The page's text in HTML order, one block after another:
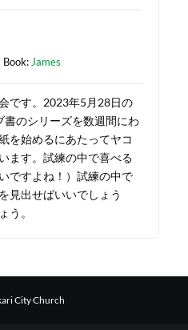
Book: James
です。2023年5月28日の
のシリーズを数週間にわ
を始めるにあたってヤコ
ます。試練の中で喜べる
ですよね！）試練の中で
見出せばいいでしょう
う。
City Church